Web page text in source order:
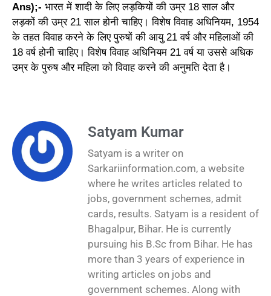
Ans);- भारत में शादी के लिए लड़कियों की उम्र 18 साल और
लड़कों की उम्र 21 साल होनी चाहिए। विशेष विवाह अधिनियम, 1954
के तहत विवाह करने के लिए पुरुषों की आयु 21 वर्ष और महिलाओं की
18 वर्ष होनी चाहिए। विशेष विवाह अधिनियम 21 वर्ष या उससे अधिक
उम्र के पुरुष और महिला को विवाह करने की अनुमति देता है।
Satyam Kumar
Satyam is a writer on
Sarkariinformation.com, a website
where he writes articles related to
jobs, government schemes, admit
cards, results. Satyam is a resident of
Bhagalpur, Bihar. He is currently
pursuing his B.Sc from Bihar. He has
more than 3 years of experience in
writing articles on jobs and
government schemes. Along with